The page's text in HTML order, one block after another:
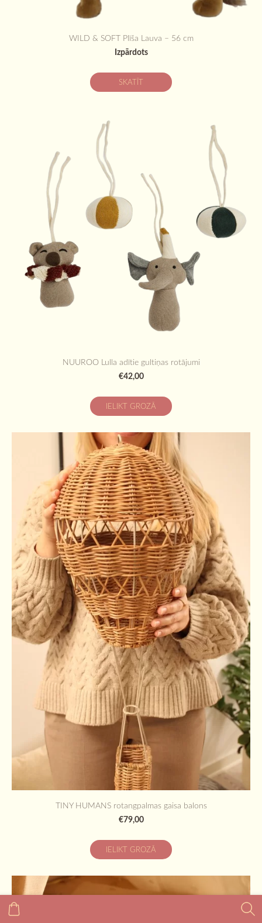
WILD & SOFT Plīša Lauva – 56 cm
Izpārdots
SKATĪT
NUUROO Lulla adītie gultiņas rotājumi
€42,00
IELIKT GROZĀ
TINY HUMANS rotangpalmas gaisa balons
€79,00
IELIKT GROZĀ